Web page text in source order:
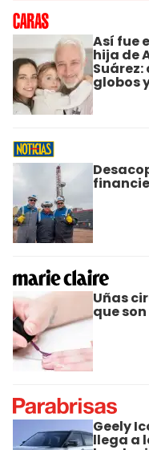
Así fue
hija de
globos
Uñas
que
Geely
llega a